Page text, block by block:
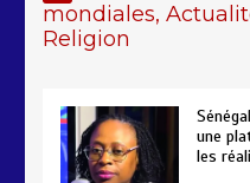
mondiales,
Religion
une
les